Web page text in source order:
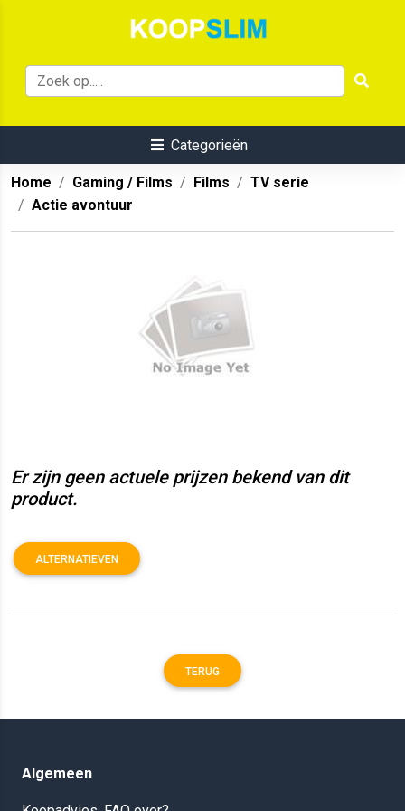
Categorieën
Home Gaming / Films Films
TV serie
Actie avontuur
Er zijn geen actuele prijzen bekend van dit
product.
ALTERNATIEVEN
TERUG
Algemeen